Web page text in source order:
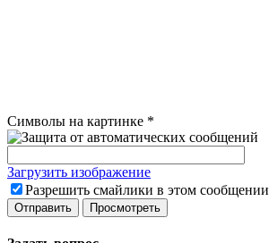
Символы на картинке *
Загрузить изображение
Разрешить смайлики в этом сообщении